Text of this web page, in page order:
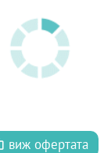
виж офертата